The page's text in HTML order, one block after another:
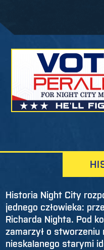
Historia Night City
jednego człowieka:
Richarda Nighta. Pod
zamarzył o stworzeniu
nieskalanego starymi